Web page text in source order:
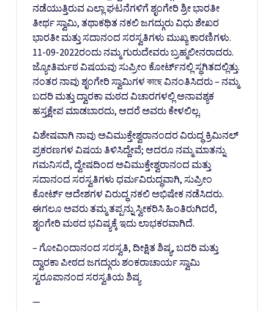
ನಡೆಯುತ್ತಿರುವ ಎಲ್ಲಾ ಘಟನೆಗಳಿಗೆ ಶೃಂಗೇರಿ ಶ್ರೀ ಭಾರತೀ
ತೀರ್ಥ ಸ್ವಾಮಿ, ತಥಾಕಥಿತ ನಕಲಿ ಜಗದ್ಗುರು ವಿಧು ಶೇಖರ
ಭಾರತೀ ಮತ್ತು ಸದಾನಂದ ಸರಸ್ವತಿಗಳು ಮುಖ್ಯ ಕಾರಣಿಗಳು.
11-09-2022ರಂದು ನಮ್ಮ ಗುರುದೇವರು ಬ್ರಹ್ಮಲೀನರಾದರು.
ಜ್ಯೋತಿರ್ಮಠ ವಿಷಯವು ಸುಪ್ರೀಂ ಕೋರ್ಟ್‌ನಲ್ಲಿ ಸ್ಥಗಿತದಲ್ಲಿತ್ತು.
ನಂತರ ನಾವು ಶೃಂಗೇರಿ ಸ್ವಾಮಿಗಳ কাছে ವಿನಂತಿಸಿದರು – ನಮ್ಮ
ಬದರಿ ಮತ್ತು ದ್ವಾರಕಾ ಮಠದ ವಿಚಾರಗಳಲ್ಲಿ ಅನಾವಶ್ಯಕ
ಹಸ್ತಕ್ಷೇಪ ಮಾಡಬಾರದು, ಆದರೆ ಅವರು ಕೇಳಲಿಲ್ಲ.
ವಿಶೇಷವಾಗಿ ನಾವು ಅವಿಮುಕ್ತೇಶ್ವರಾನಂದರ ವಿರುದ್ಧ ಕ್ರಿಮಿನಲ್
ಪ್ರಕರಣಗಳ ವಿಷಯ ತಿಳಿಸಿದ್ದೇವೆ; ಆದರೂ ನಮ್ಮ ಮಾತನ್ನು
ಗಮನಿಸದೆ, ದ್ವೇಷದಿಂದ ಅವಿಮುಕ್ತೇಶ್ವರಾನಂದ ಮತ್ತು
ಸದಾನಂದ ಸರಸ್ವತಿಗಳು ಧರ್ಮವಿರುದ್ಧವಾಗಿ, ಸುಪ್ರೀಂ
ಕೋರ್ಟ್ ಆದೇಶಗಳ ವಿರುದ್ಧ ನಕಲಿ ಅಭಿಷೇಕ ನಡೆಸಿದರು.
ಈಗಲೂ ಅವರು ತಮ್ಮ ತಪ್ಪನ್ನು ಸ್ವೀಕರಿಸಿ ಹಿಂತಿರುಗಿದರೆ,
ಶೃಂಗೇರಿ ಮಠದ ಭವಿಷ್ಯಕ್ಕೆ ಇದು ಲಾಭಕರವಾಗಿದೆ.
– ಗೋವಿಂದಾನಂದ ಸರಸ್ವತಿ, ದೀಕ್ಷಿತ ಶಿಷ್ಯ, ಬದರಿ ಮತ್ತು
ದ್ವಾರಕಾ ಪೀಠದ ಜಗದ್ಗುರು ಶಂಕರಾಚಾರ್ಯ ಸ್ವಾಮಿ
ಸ್ವರೂಪಾನಂದ ಸರಸ್ವತಿಯ ಶಿಷ್ಯ
—